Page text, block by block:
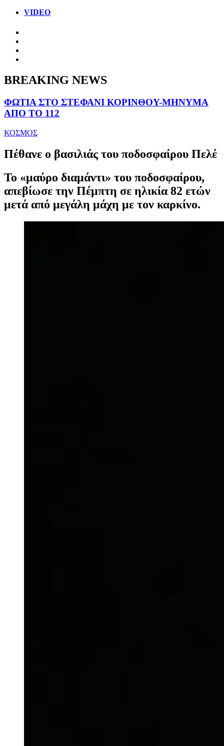
VIDEO
BREAKING NEWS
ΦΩΤΙΑ ΣΤΟ ΣΤΕΦΑΝΙ ΚΟΡΙΝΘΟΥ-ΜΗΝΥΜΑ
ΑΠΟ ΤΟ 112
ΚΟΣΜΟΣ
Πέθανε ο βασιλιάς του ποδοσφαίρου Πελέ
Το «μαύρο διαμάντι» του ποδοσφαίρου,
απεβίωσε την Πέμπτη σε ηλικία 82 ετών
μετά από μεγάλη μάχη με τον καρκίνο.